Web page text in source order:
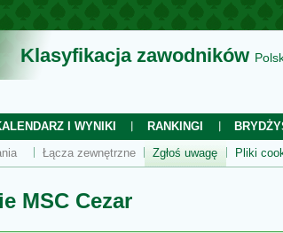
Klasyfikacja zawodników
I WYNIKI RANKINGI
Łącza zewnętrzne Zgłoś uwagę Pliki
MSC Cezar